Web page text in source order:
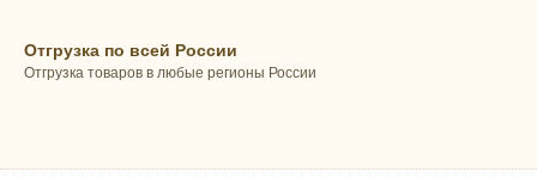
Отгрузка по всей России
Отгрузка товаров в любые регионы России